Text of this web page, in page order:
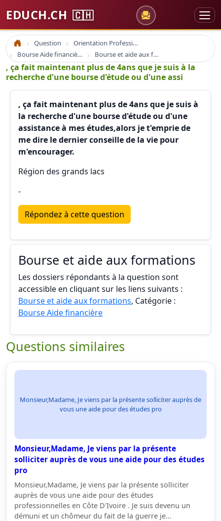
EDUCH.CH 🇨🇭
Accueil Question
Orientation Professionnelle
Bourse Aide financière
Bourse et aide aux formations
, ça fait maintenant plus de 4ans que je suis à la
recherche d'une bourse d'étude ou d'une assi
, ça fait maintenant plus de 4ans que je suis à
la recherche d'une bourse d'étude ou d'une
assistance à mes études,alors je t'emprie de
me dire le dernier conseille de la vie pour
m'encourager.
Région des grands lacs
-
Répondez à cette question
Bourse et aide aux formations
Les dossiers répondants à la question sont
accessible en cliquant sur les liens suivants :
Bourse et aide aux formations, Catégorie :
Bourse Aide financière
Questions similaires
Monsieur,Madame, Je viens par la présente solliciter auprès de
vous une aide pour des études pro
Monsieur,Madame, Je viens par la présente
solliciter auprès de vous une aide pour des études
pro
Monsieur,Madame, Je viens par la présente solliciter
auprès de vous une aide pour des études
professionnelles en Côte D'Ivoire . Je suis devenu un
démuni et un chômeur du fait de la guerre je…